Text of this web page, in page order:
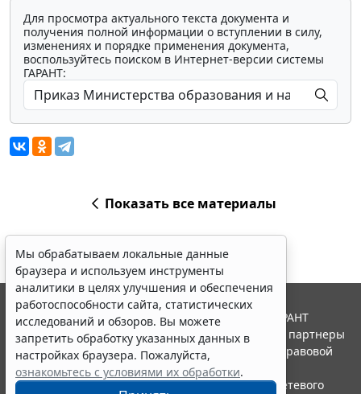
Для просмотра актуального текста документа и
получения полной информации о вступлении в силу,
изменениях и порядке применения документа,
воспользуйтесь поиском в Интернет-версии системы
ГАРАНТ:
Показать все материалы
Мы обрабатываем локальные данные
браузера и используем инструменты
аналитики в целях улучшения и обеспечения
работоспособности сайта, статистических
исследований и обзоров. Вы можете
запретить обработку указанных данных в
настройках браузера. Пожалуйста,
ознакомьтесь с условиями их обработки.
© ООО "НПП "ГАРАНТ-СЕРВИС", 2026. Система ГАРАНТ
выпускается с 1990 года. Компания "Гарант" и ее партнеры
являются участниками Российской ассоциации правовой
информации ГАРАНТ.
Портал ГАРАНТ.РУ зарегистрирован в качестве сетевого